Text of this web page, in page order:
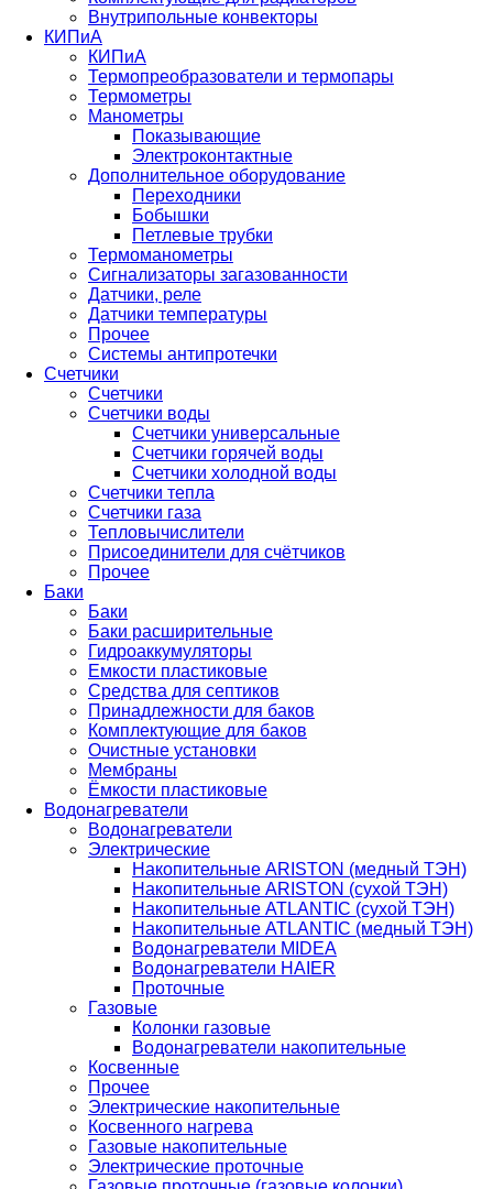
Внутрипольные конвекторы
КИПиА
КИПиА
Термопреобразователи и термопары
Термометры
Манометры
Показывающие
Электроконтактные
Дополнительное оборудование
Переходники
Бобышки
Петлевые трубки
Термоманометры
Сигнализаторы загазованности
Датчики, реле
Датчики температуры
Прочее
Системы антипротечки
Счетчики
Счетчики
Счетчики воды
Счетчики универсальные
Счетчики горячей воды
Счетчики холодной воды
Счетчики тепла
Счетчики газа
Тепловычислители
Присоединители для счётчиков
Прочее
Баки
Баки
Баки расширительные
Гидроаккумуляторы
Емкости пластиковые
Средства для септиков
Принадлежности для баков
Комплектующие для баков
Очистные установки
Мембраны
Ёмкости пластиковые
Водонагреватели
Водонагреватели
Электрические
Накопительные ARISTON (медный ТЭН)
Накопительные ARISTON (сухой ТЭН)
Накопительные ATLANTIC (сухой ТЭН)
Накопительные ATLANTIC (медный ТЭН)
Водонагреватели MIDEA
Водонагреватели HAIER
Проточные
Газовые
Колонки газовые
Водонагреватели накопительные
Косвенные
Прочее
Электрические накопительные
Косвенного нагрева
Газовые накопительные
Электрические проточные